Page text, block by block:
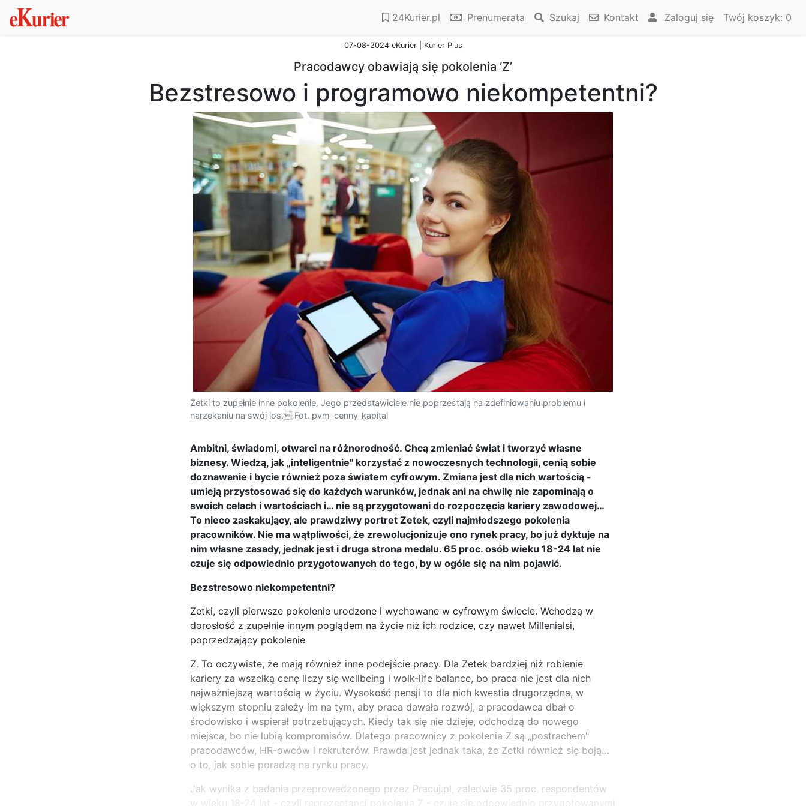
24Kurier.pl Prenumerata Szukaj Kontakt Zaloguj się Twój koszyk: 0
07-08-2024 eKurier | Kurier Plus
Pracodawcy obawiają się pokolenia ‘Z’
Bezstresowo i programowo niekompetentni?
Zetki to zupełnie inne pokolenie. Jego przedstawiciele nie poprzestają na zdefiniowaniu problemu i
narzekaniu na swój los. Fot. pvm_cenny_kapital
Ambitni, świadomi, otwarci na różnorodność. Chcą zmieniać świat i tworzyć własne
biznesy. Wiedzą, jak „inteligentnie" korzystać z nowoczesnych technologii, cenią sobie
doznawanie i bycie również poza światem cyfrowym. Zmiana jest dla nich wartością -
umieją przystosować się do każdych warunków, jednak ani na chwilę nie zapominają o
swoich celach i wartościach i… nie są przygotowani do rozpoczęcia kariery zawodowej…
To nieco zaskakujący, ale prawdziwy portret Zetek, czyli najmłodszego pokolenia
pracowników. Nie ma wątpliwości, że zrewolucjonizuje ono rynek pracy, bo już dyktuje na
nim własne zasady, jednak jest i druga strona medalu. 65 proc. osób wieku 18-24 lat nie
czuje się odpowiednio przygotowanych do tego, by w ogóle się na nim pojawić.
Bezstresowo niekompetentni?
Zetki, czyli pierwsze pokolenie urodzone i wychowane w cyfrowym świecie. Wchodzą w
dorosłość z zupełnie innym poglądem na życie niż ich rodzice, czy nawet Millenialsi,
poprzedzający pokolenie
Z. To oczywiste, że mają również inne podejście pracy. Dla Zetek bardziej niż robienie
kariery za wszelką cenę liczy się wellbeing i wolk-life balance, bo praca nie jest dla nich
najważniejszą wartością w życiu. Wysokość pensji to dla nich kwestia drugorzędna, w
większym stopniu zależy im na tym, aby praca dawała rozwój, a pracodawca dbał o
środowisko i wspierał potrzebujących. Kiedy tak się nie dzieje, odchodzą do nowego
miejsca, bo nie lubią kompromisów. Dlatego pracownicy z pokolenia Z są „postrachem"
pracodawców, HR-owców i rekruterów. Prawda jest jednak taka, że Zetki również się boją…
o to, jak sobie poradzą na rynku pracy.
Jak wynika z badania przeprowadzonego przez Pracuj.pl, zaledwie 35 proc. respondentów
w wieku 18-24 lat - czyli reprezentanci pokolenia Z - czuje się odpowiednio przygotowanymi